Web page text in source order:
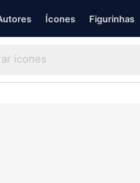
Ícones Figurinhas